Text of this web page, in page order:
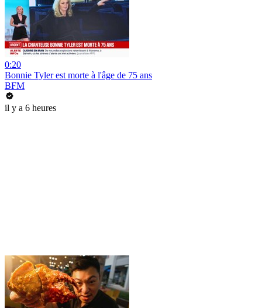
0:20
Bonnie Tyler est morte à l'âge de 75 ans
BFM
il y a 6 heures